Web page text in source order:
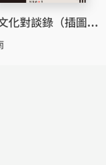
化對談錄（插圖
第二版）